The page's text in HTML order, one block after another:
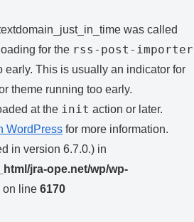
was called
for the rss-post-importer
early. This is usually an indicator for
theme running too early.
at the init action or later.
WordPress for more information.
in version 6.7.0.) in
jra-ope.net/wp/wp-
on line 6170